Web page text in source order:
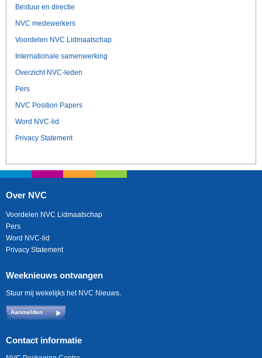
Bestuur en directie
NVC medewerkers
Voordelen NVC Lidmaatschap
Internationale samenwerking
Overzicht NVC-leden
Pers
NVC Position Papers
Word NVC-lid
Privacy Statement
Over NVC
Voordelen NVC Lidmaatschap
Pers
Word NVC-lid
Privacy Statement
Weeknieuws ontvangen
Stuur mij wekelijks het NVC Nieuws.
Aanmelden
Contact informatie